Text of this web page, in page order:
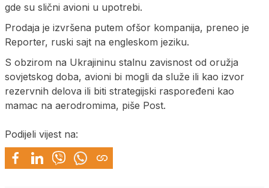
gde su slični avioni u upotrebi.
Prodaja je izvršena putem ofšor kompanija, preneo je
Reporter, ruski sajt na engleskom jeziku.
S obzirom na Ukrajininu stalnu zavisnost od oružja
sovjetskog doba, avioni bi mogli da služe ili kao izvor
rezervnih delova ili biti strategijski raspoređeni kao
mamac na aerodromima, piše Post.
Podijeli vijest na: